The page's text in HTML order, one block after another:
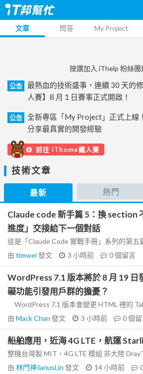
文章 問答 My Project
按讚加入 iThelp 粉絲團
公告
最熱血的技術盛事，連續 30 天的
人賽】8 月 1 日賽事正式開啟！
公告
全新專區「My Project」正式上線
分享最真實的開發經驗
前往 iThome鐵人賽
技術文章
最新 熱門
Claude code 新手篇 5：換 section
進度」交接給下一個對話
這是「Claude Code 實戰手冊」系列的第五
由 timwei發文 3 小時前 0個留言
WordPress 7.1 版本將於 8 月 19 日
礙功能引發用戶群的擔憂？
WordPress 7.1 版本會變更 HTML 裡的
由 Mack Chan 發文 3 小時前 0個
船舶應用，近海 4G LTE，航運
整機台灣製 MIT，4G LTE 模組 非大陸
由 林門神JanusLin 發文 14 小時前